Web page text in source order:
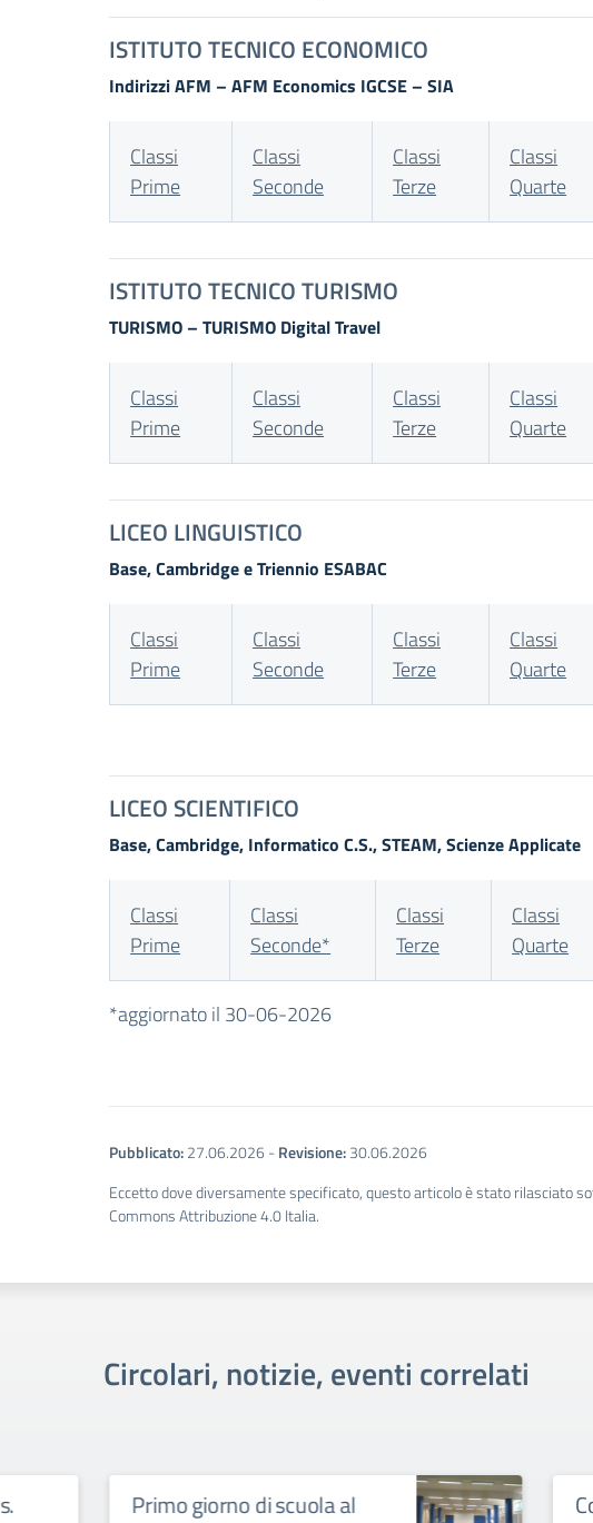
ISTITUTO TECNICO ECONOMICO
Indirizzi AFM – AFM Economics IGCSE – SIA
Classi
Prime
Classi
Seconde
Classi
Terze
Classi
Quarte
ISTITUTO TECNICO TURISMO
TURISMO – TURISMO Digital Travel
Classi
Prime
Classi
Seconde
Classi
Terze
Classi
Quarte
LICEO LINGUISTICO
Base, Cambridge e Triennio ESABAC
Classi
Prime
Classi
Seconde
Classi
Terze
Classi
Quarte
LICEO SCIENTIFICO
Base, Cambridge, Informatico C.S., STEAM, Scienze Applicate
Classi
Prime
Classi
Seconde*
Classi
Terze
Classi
Quarte
*aggiornato il 30-06-2026
Pubblicato:27.06.2026 -Revisione:30.06.2026
Eccetto dove diversamente specificato, questo articolo è stato rilasciato
Commons Attribuzione 4.0 Italia.
Circolari, notizie, eventi correlati
Primo giorno di scuola al Collegio